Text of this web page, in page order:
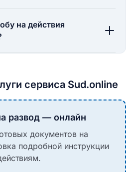
на действия
сервиса Sud.online
развод — онлайн
документов на
подробной инструкции